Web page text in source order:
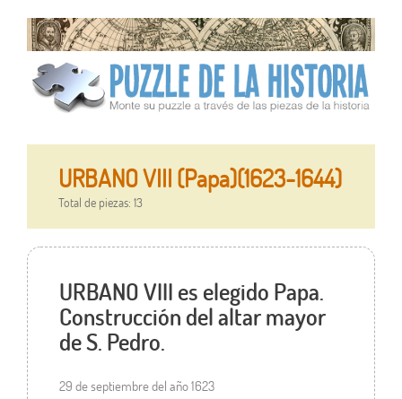
URBANO VIII (Papa)(1623-1644)
Total de piezas: 13
URBANO VIII es elegido Papa.
Construcción del altar mayor
de S. Pedro.
29 de septiembre del año 1623